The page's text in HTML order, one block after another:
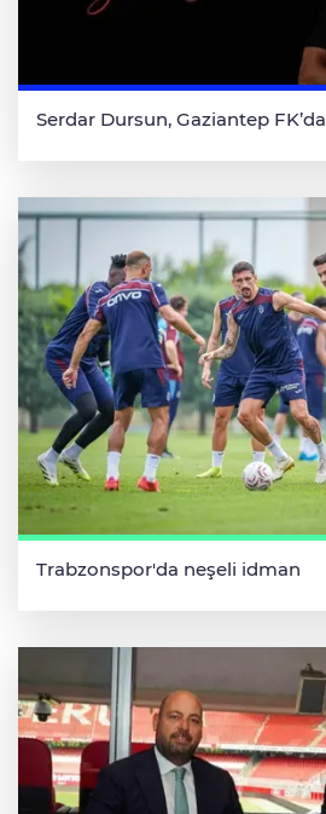
Serdar Dursun, Gaziantep FK’da
Trabzonspor'da neşeli idman